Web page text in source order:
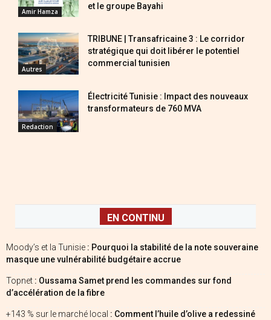
Amir Hamza
et le groupe Bayahi
Autres
TRIBUNE | Transafricaine 3 : Le corridor
stratégique qui doit libérer le potentiel
commercial tunisien
Redaction
Électricité Tunisie : Impact des nouveaux
transformateurs de 760 MVA
EN CONTINU
Moody’s et la Tunisie : Pourquoi la stabilité de la note souveraine
masque une vulnérabilité budgétaire accrue
Topnet : Oussama Samet prend les commandes sur fond
d’accélération de la fibre
+143 % sur le marché local : Comment l’huile d’olive a redessiné